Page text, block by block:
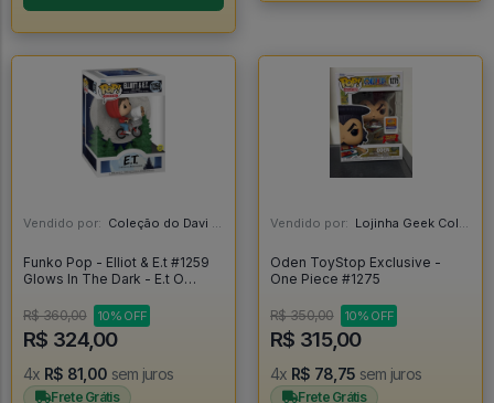
Vendido por: Coleção do Davi - RJ
Funko Pop - Elliot & E.t #1259
Glows In The Dark - E.t O
Terrestre #1259
R$ 360,00 10% OFF
R$ 324,00
4x R$ 81,00 sem juros
Frete Grátis
Vendido por: Lojinha Geek Colecionáveis - DF
Oden ToyStop Exclusive -
One Piece #1275
R$ 350,00 10% OFF
R$ 315,00
4x R$ 78,75 sem juros
Frete Grátis